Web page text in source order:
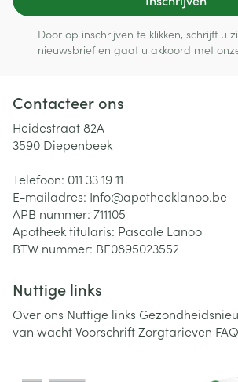
Door op inschrijven te klikken, schrijft u
nieuwsbrief en gaat u akkoord met
Contacteer ons
Heidestraat 82A
3590 Diepenbeek
Telefoon: 011 33 19 11
E-mailadres: Info@apotheeklanoo.be
APB nummer: 711105
Apotheek titularis: Pascale Lanoo
BTW nummer: BE0895023552
Nuttige links
Over ons Nuttige links
van wachtVoorschriftZorgtarieven FAQ